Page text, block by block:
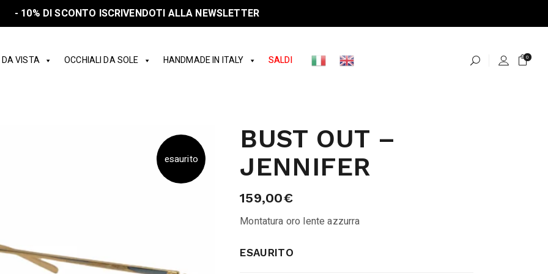
- 10% DI SCONTO ISCRIVENDOTI ALLA NEWSLETTER
VISTA OCCHIALI DA SOLE HANDMADE IN ITALY SALDI 0
esaurito
BUST OUT –
JENNIFER
159,00€
Montatura oro lente azzurra
ESAURITO